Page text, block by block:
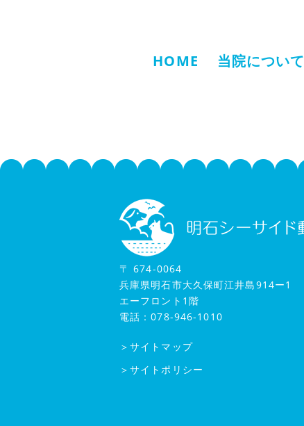
HOME 当院について
〒 674-0064
兵庫県明石市大久保町江井島914ー1
エーフロント1階
電話：078-946-1010
＞サイトマップ
＞サイトポリシー